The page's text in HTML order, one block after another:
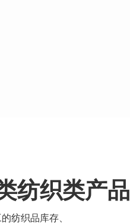
纺织类产品
纺织品库存、